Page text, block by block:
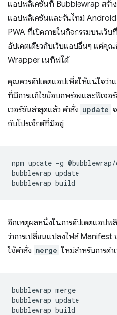
แอปพลิเคชันที่ Bubblewrap สร้า
แอปพลิเคชันและรันไทม์ Android
PWA ที่เปิดภายในกิจกรรมบนเว็บ
อัปเดตเดียวกับเว็บแอปอื่นๆ แต่คุณ
Wrapper เนทีฟได้
คุณควรอัปเดตแอปเพื่อให้แน่ใจว่า
ที่มีการแก้ไขข้อบกพร่องและฟีเจอ
เวอร์ชันล่าสุดแล้ว คำสั่ง update
กับโปรเจ็กต์ที่มีอยู่
npm update -g
bubblewrap update
bubblewrap
อีกเหตุผลหนึ่งในการอัปเดตแอปพ
ว่าการเปลี่ยนแปลงไฟล์ Manifest
ใช้คำสั่ง merge ใหม่สำหรับการดำ
bubblewrap merge
bubblewrap update
bubblewrap